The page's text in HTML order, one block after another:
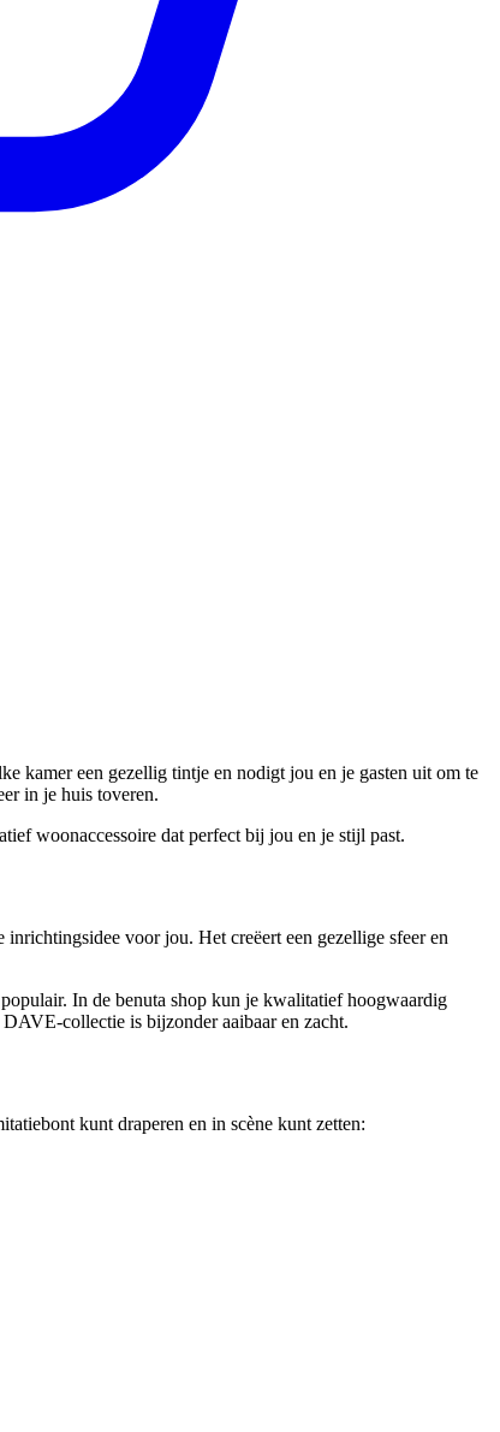
kamer een gezellig tintje en nodigt jou en je gasten uit om te
in je huis toveren.
woonaccessoire dat perfect bij jou en je stijl past.
voor jou. Het creëert een gezellige sfeer en
In de benuta shop kun je kwalitatief hoogwaardig
collectie is bijzonder aaibaar en zacht.
kunt draperen en in scène kunt zetten: